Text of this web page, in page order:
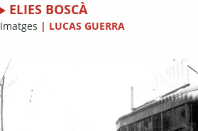
ELIES BOSCÀ
Imatges | LUCAS GUERRA